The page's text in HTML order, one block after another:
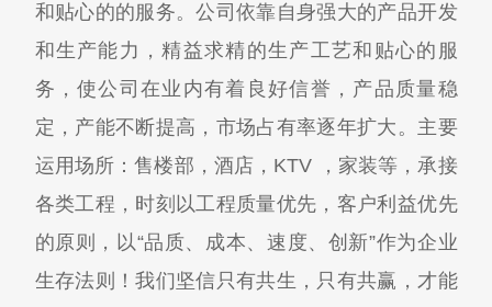
和贴心的的服务。公司依靠自身强大的产品开发
和生产能力，精益求精的生产工艺和贴心的服
务，使公司在业内有着良好信誉，产品质量稳
定，产能不断提高，市场占有率逐年扩大。主要
运用场所：售楼部，酒店，KTV ，家装等，承接
各类工程，时刻以工程质量优先，客户利益优先
的原则，以“品质、成本、速度、创新”作为企业
生存法则！我们坚信只有共生，只有共赢，才能